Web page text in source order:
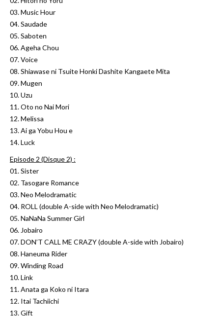
03. Music Hour
04. Saudade
05. Saboten
06. Ageha Chou
07. Voice
08. Shiawase ni Tsuite Honki Dashite Kangaete Mita
09. Mugen
10. Uzu
11. Oto no Nai Mori
12. Melissa
13. Ai ga Yobu Hou e
14. Luck
Episode 2 (Disque 2) :
01. Sister
02. Tasogare Romance
03. Neo Melodramatic
04. ROLL (double A-side with Neo Melodramatic)
05. NaNaNa Summer Girl
06. Jobairo
07. DON’T CALL ME CRAZY (double A-side with Jobairo)
08. Haneuma Rider
09. Winding Road
10. Link
11. Anata ga Koko ni Itara
12. Itai Tachiichi
13. Gift